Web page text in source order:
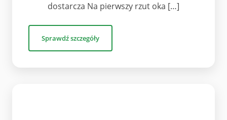
dostarcza Na pierwszy rzut oka […]
Sprawdź szczegóły